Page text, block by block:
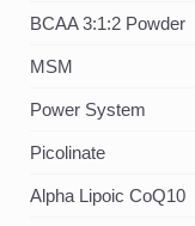
BCAA 3:1:2 Powder
MSM
Power System
Picolinate
Alpha Lipoic CoQ10